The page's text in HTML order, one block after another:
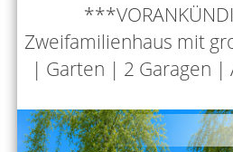
Zweifamilienhaus mit
| Garten | 2 Garagen |